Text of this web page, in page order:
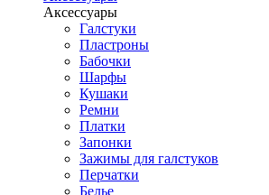
Аксессуары
Галстуки
Пластроны
Бабочки
Шарфы
Кушаки
Ремни
Платки
Запонки
Зажимы для галстуков
Перчатки
Белье